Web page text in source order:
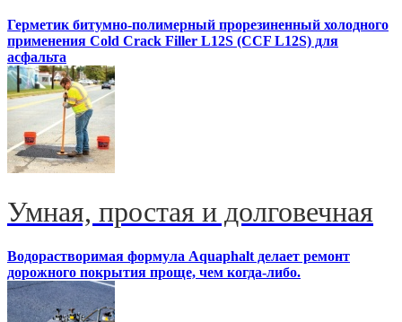
Герметик битумно-полимерный прорезиненный холодного
применения Cold Crack Filler L12S (ССF L12S) для
асфальта
Умная, простая и долговечная
Водорастворимая формула Aquaphalt делает ремонт
дорожного покрытия проще, чем когда-либо.